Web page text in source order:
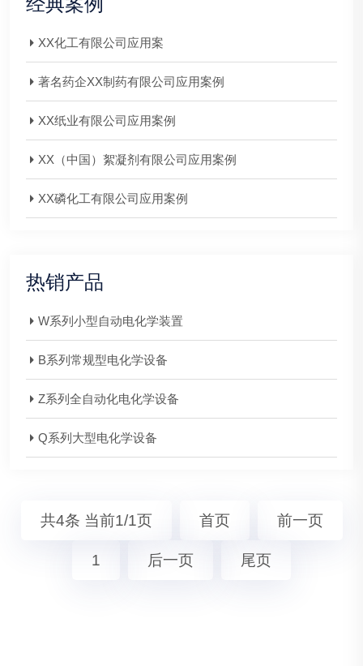
XX化工有限公司应用案
著名药企XX制药有限公司应用案例
XX纸业有限公司应用案例
XX（中国）絮凝剂有限公司应用案例
XX磷化工有限公司应用案例
热销产品
W系列小型自动电化学装置
B系列常规型电化学设备
Z系列全自动化电化学设备
Q系列大型电化学设备
共4条 当前1/1页 首页 前一页
1 后一页 尾页